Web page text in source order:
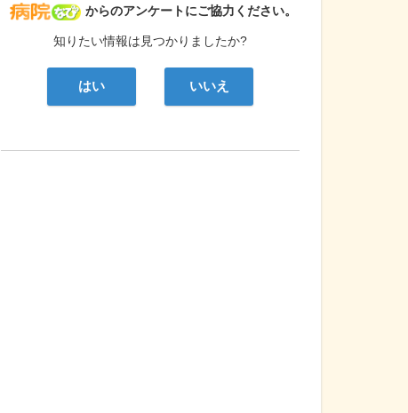
病院なび
からのアンケートにご協力ください。
知りたい情報は見つかりましたか?
はい いいえ